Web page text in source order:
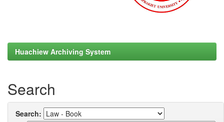
Huachiew Archiving System
Search
Search: